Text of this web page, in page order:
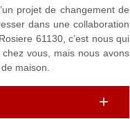
projet de changement de
dans une collaboration
61130, c’est nous qui
vous, mais nous avons
maison.